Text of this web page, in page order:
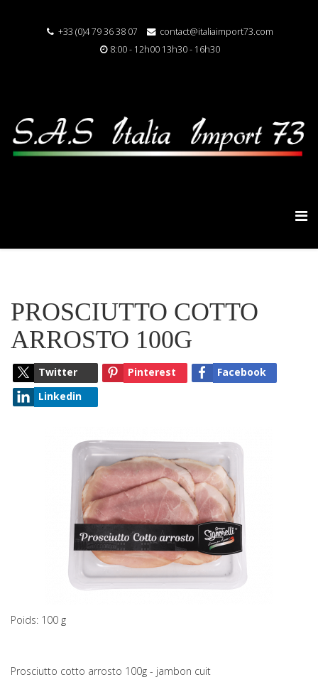
+33 (0)4 79 36 38 07
contact@italiaimport73.com
8:00 - 12h00 13h30 - 16h30
PROSCIUTTO COTTO
ARROSTO 100G
Twitter Pinterest
Facebook
Linkedin
Poids: 100 g
Prosciutto cotto arrosto 100g - jambon cuit